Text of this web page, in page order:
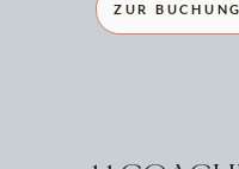
ZUR BUCHUNG